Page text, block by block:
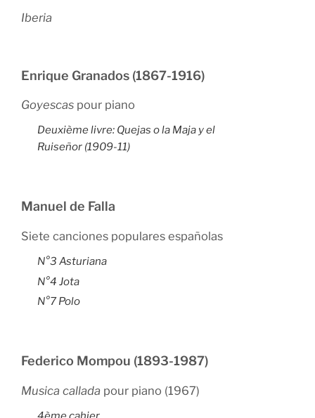
Iberia
Enrique Granados (1867-1916)
Goyescas pour piano
Deuxième livre: Quejas o la Maja y el
Ruiseñor(1909-11)
Manuel de Falla
Siete canciones populares españolas
N°3 Asturiana
N°4 Jota
N°7 Polo
Federico Mompou (1893-1987)
Musica callada pour piano (1967)